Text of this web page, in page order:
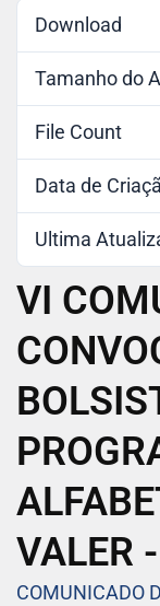
Download
Tamanho do
File Count
Data de
Ultima
VI
VALER
COMUNICADO